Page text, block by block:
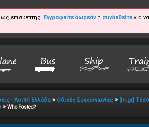
ως επισκέπτης. Εγγραφείτε δωρεάνή συνδεθείτεγια
- Λοιπή Ελλάδα » Οδικές Συγκοινωνίες » [In.gr]
» Who Posted?